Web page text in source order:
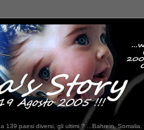
139 paesi diversi, gli ultimi ? ...Bahrein,